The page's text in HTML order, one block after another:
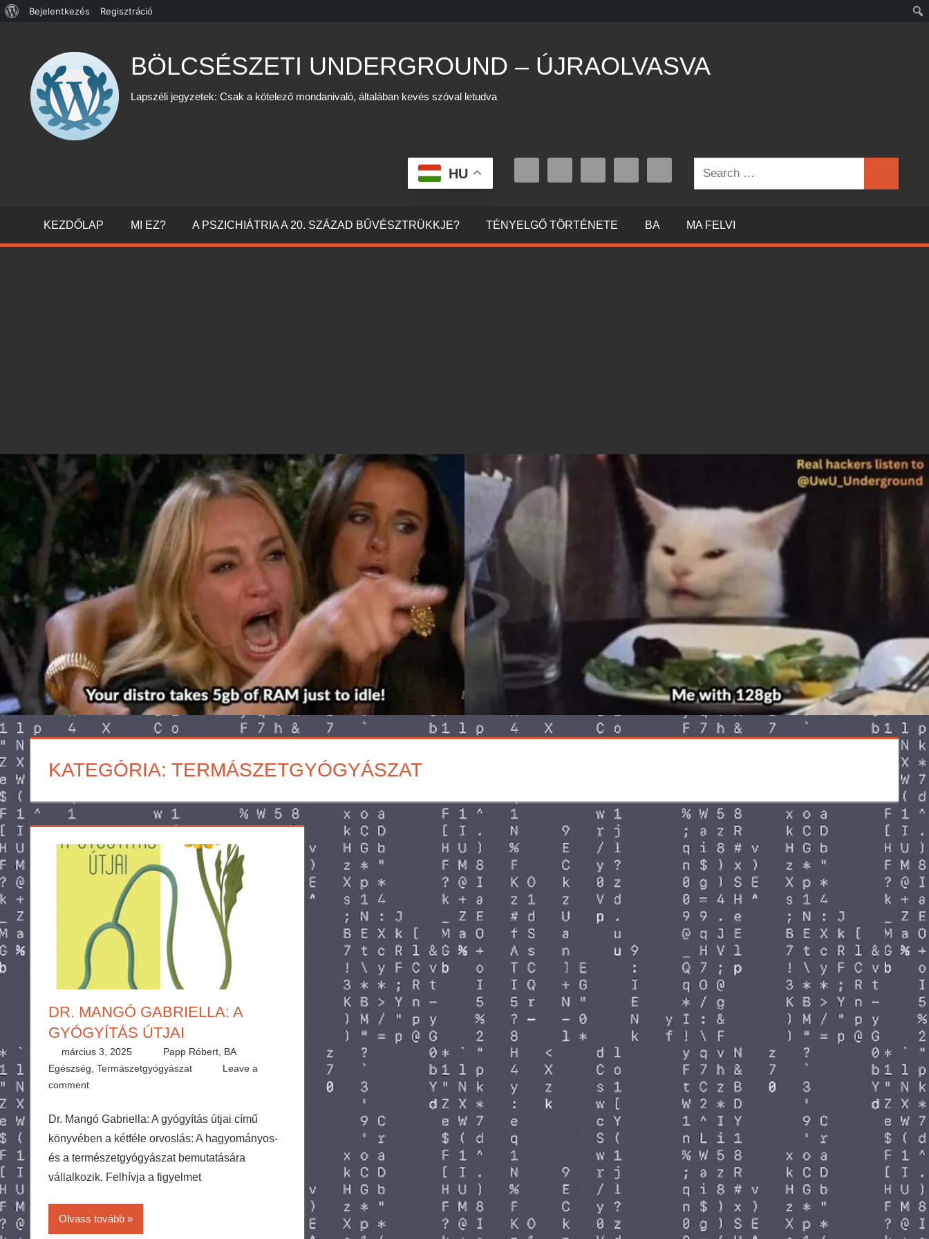
WordPress,
Bejelentkezés Regisztráció
content
BÖLCSÉSZETI UNDERGROUND – ÚJRAOLVASVA
Lapszéli jegyzetek: Csak a kötelező mondanivaló, általában kevés szóval letudva
Search
for:
HU
KEZDŐLAP MI EZ? A PSZICHIÁTRIA A 20. SZÁZAD BŰVÉSZTRÜKKJE? TÉNYELGŐ TÖRTÉNETE BA MA FELVI
KATEGÓRIA: TERMÁSZETGYÓGYÁSZAT
DR. MANGÓ GABRIELLA: A
GYÓGYÍTÁS ÚTJAI
március 3, 2025
Papp Róbert, BA
Egészség Termászetgyógyászat
Leave a
comment
Dr. Mangó Gabriella: A gyógyítás útjai című
könyvében a kétféle orvoslás: A hagyományos-
és a természetgyógyászat bemutatására
vállalkozik. Felhívja a figyelmet
Olvass tovább